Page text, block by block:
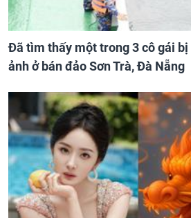
Đã tìm thấy một trong 3 cô gái
ảnh ở bán đảo Sơn Trà, Đà Nẵng